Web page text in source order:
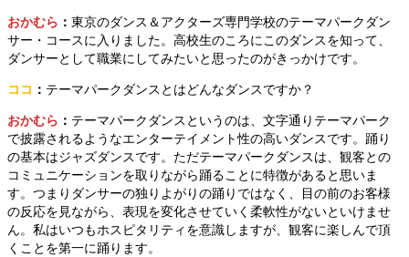
おかむら ： 東京のダンス＆アクターズ専門学校のテーマパークダン
サー・コースに入りました。高校生のころにこのダンスを知って、
ダンサーとして職業にしてみたいと思ったのがきっかけです。
ココ ： テーマパークダンスとはどんなダンスですか？
おかむら ： テーマパークダンスというのは、文字通りテーマパーク
で披露されるようなエンターテイメント性の高いダンスです。踊り
の基本はジャズダンスです。ただテーマパークダンスは、観客との
コミュニケーションを取りながら踊ることに特徴があると思いま
す。つまりダンサーの独りよがりの踊りではなく、目の前のお客様
の反応を見ながら、表現を変化させていく柔軟性がないといけませ
ん。私はいつもホスピタリティを意識しますが、観客に楽しんで頂
くことを第一に踊ります。